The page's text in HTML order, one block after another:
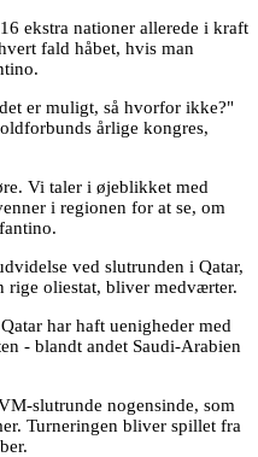
ekstra nationer allerede i kraft
fald håbet, hvis man
er muligt, så hvorfor ikke?"
årlige kongres,
Vi taler i øjeblikket med
i regionen for at se, om
ved slutrunden i Qatar,
rige oliestat, bliver medværter.
har haft uenigheder med
- blandt andet Saudi-Arabien
slutrunde nogensinde, som
Turneringen bliver spillet fra